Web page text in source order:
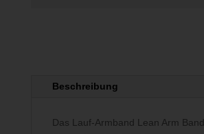
Beschreibung
Das Lauf-Armband Lean Arm